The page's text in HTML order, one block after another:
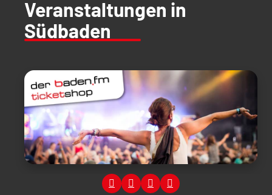
Veranstaltungen in
Südbaden